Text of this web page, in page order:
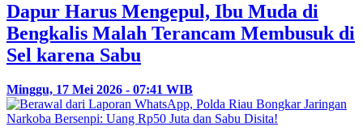
Dapur Harus Mengepul, Ibu Muda di
Bengkalis Malah Terancam Membusuk di
Sel karena Sabu
Minggu, 17 Mei 2026 - 07:41 WIB